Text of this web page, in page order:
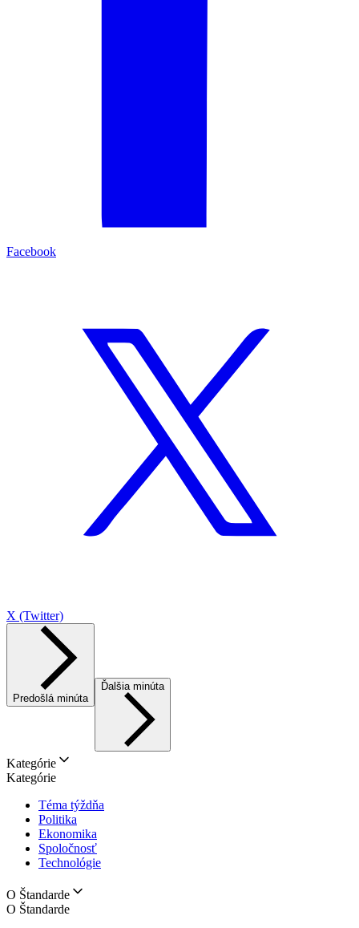
Facebook
X (Twitter)
Predošlá minúta
Ďalšia minúta
Kategórie
Kategórie
Téma týždňa
Politika
Ekonomika
Spoločnosť
Technológie
O Štandarde
O Štandarde